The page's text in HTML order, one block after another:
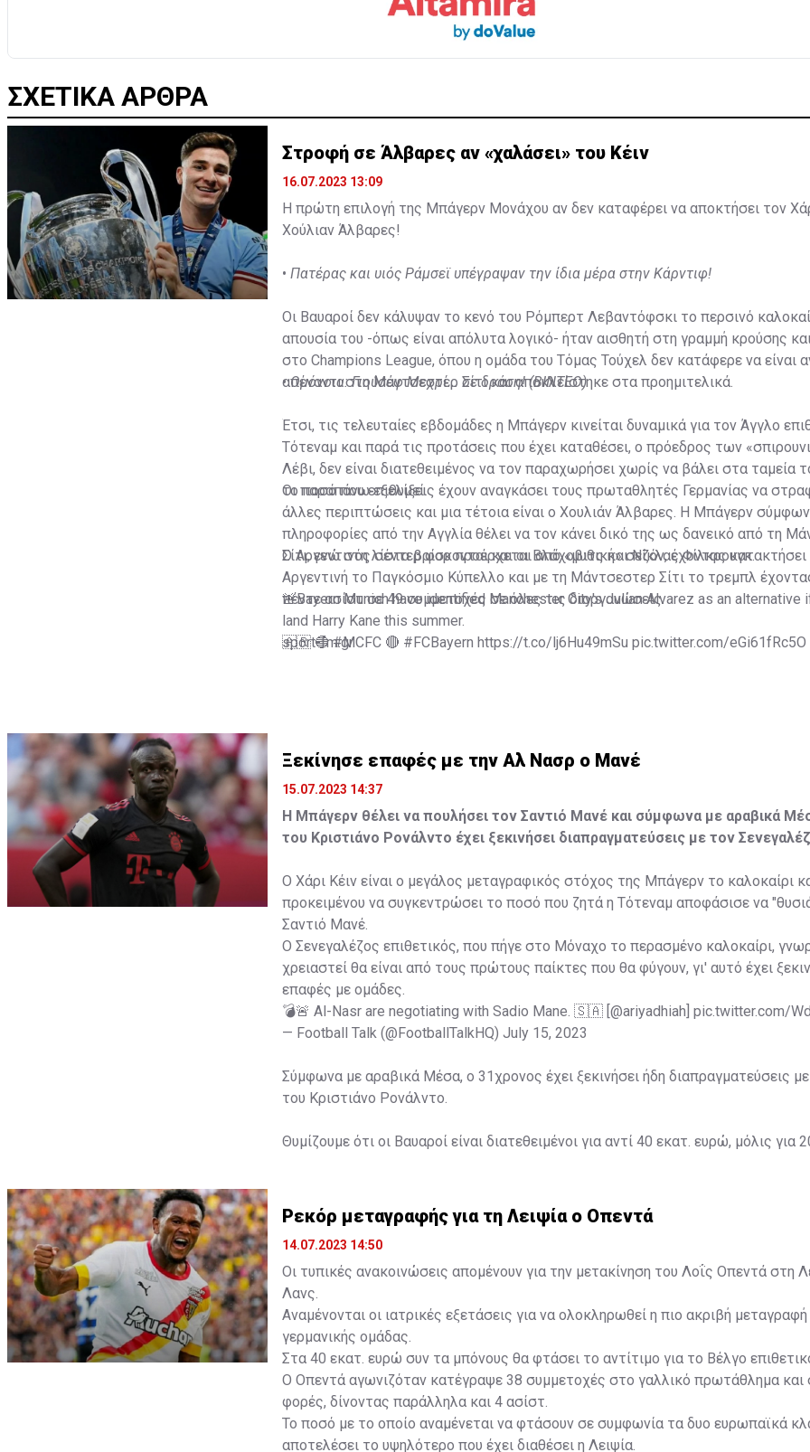
ΣΧΕΤΙΚΑ ΑΡΘΡΑ
Στροφή σε Άλβαρες αν «χαλάσει» του Κέιν
16.07.2023 13:09
Η πρώτη επιλογή της Μπάγερν Μονάχου αν δεν καταφέρει να αποκτήσει τον
Χούλιαν Άλβαρες!
• Πατέρας και υιός Ράμσεϊ υπέγραψαν την ίδια μέρα στην Κάρντιφ!
Οι Βαυαροί δεν κάλυψαν το κενό του Ρόμπερτ Λεβαντόφσκι το περσινό
απουσία του -όπως είναι απόλυτα λογικό- ήταν αισθητή στη γραμμή κρούσης και
στο Champions League, όπου η ομάδα του Τόμας Τούχελ δεν κατάφερε να είναι
απέναντι στη Μάντσεστερ Σίτι και αποκλείστηκε στα προημιτελικά.
•Ομόνοια: Γιούσεφ Μεχρί... σε δράση! (ΒΙΝΤΕΟ)
Έτσι, τις τελευταίες εβδομάδες η Μπάγερν κινείται δυναμικά για τον Άγγλο
Τότεναμ και παρά τις προτάσεις που έχει καταθέσει, ο πρόεδρος των
Λέβι, δεν είναι διατεθειμένος να τον παραχωρήσει χωρίς να βάλει στα ταμεία
το ποσό που επιθυμεί.
Οι παραπάνω εξελίξεις έχουν αναγκάσει τους πρωταθλητές Γερμανίας να
άλλες περιπτώσεις και μια τέτοια είναι ο Χουλιάν Άλβαρες. Η Μπάγερν
πληροφορίες από την Αγγλία θέλει να τον κάνει δικό της ως δανεικό από τη
Σίτι, ενώ στη λίστα βρίσκονται και οι Βλάχοβιτς και Νίκλας Φίλκρουγκ.
Ο Αργεντινός σέντερ φορ προέρχεται από «μυθική» σεζόν, έχοντας κατακτήσει
Αργεντινή το Παγκόσμιο Κύπελλο και με τη Μάντσεστερ Σίτι το τρεμπλ
πέντε ασίστ σε 49 συμμετοχές σε όλες τις διοργανώσεις.
🚨Bayern Munich have identified Manchester City's Julian Alvarez as an alternative
land Harry Kane this summer.
🇦🇷 🔵#MCFC 🔴 #FCBayern https://t.co/lj6Hu49mSu pic.twitter.com/eGi61fRc5O
sport-fm.gr
Ξεκίνησε επαφές με την Αλ Νασρ ο Μανέ
15.07.2023 14:37
Η Μπάγερν θέλει να πουλήσει τον Σαντιό Μανέ και σύμφωνα με αραβικά
του Κριστιάνο Ρονάλντο έχει ξεκινήσει διαπραγματεύσεις με τον
Ο Χάρι Κέιν είναι ο μεγάλος μεταγραφικός στόχος της Μπάγερν το καλοκαίρι
προκειμένου να συγκεντρώσει το ποσό που ζητά η Τότεναμ αποφάσισε να
Σαντιό Μανέ.
Ο Σενεγαλέζος επιθετικός, που πήγε στο Μόναχο το περασμένο καλοκαίρι,
χρειαστεί θα είναι από τους πρώτους παίκτες που θα φύγουν, γι' αυτό έχει
επαφές με ομάδες.
💣🚨 Al-Nasr are negotiating with Sadio Mane. 🇸🇦 [@ariyadhiah] pic.twitter.com/
— Football Talk (@FootballTalkHQ) July 15, 2023
Σύμφωνα με αραβικά Μέσα, ο 31χρονος έχει ξεκινήσει ήδη διαπραγματεύσεις
του Κριστιάνο Ρονάλντο.
Θυμίζουμε ότι οι Βαυαροί είναι διατεθειμένοι για αντί 40 εκατ. ευρώ, μόλις για
Ρεκόρ μεταγραφής για τη Λειψία ο Οπεντά
14.07.2023 14:50
Οι τυπικές ανακοινώσεις απομένουν για την μετακίνηση του Λοΐς Οπεντά στη
Λανς.
Αναμένονται οι ιατρικές εξετάσεις για να ολοκληρωθεί η πιο ακριβή
γερμανικής ομάδας.
Στα 40 εκατ. ευρώ συν τα μπόνους θα φτάσει το αντίτιμο για το Βέλγο
Ο Οπεντά αγωνιζόταν κατέγραψε 38 συμμετοχές στο γαλλικό πρωτάθλημα και
φορές, δίνοντας παράλληλα και 4 ασίστ.
Το ποσό με το οποίο αναμένεται να φτάσουν σε συμφωνία τα δυο ευρωπαϊκά
αποτελέσει το υψηλότερο που έχει διαθέσει η Λειψία.